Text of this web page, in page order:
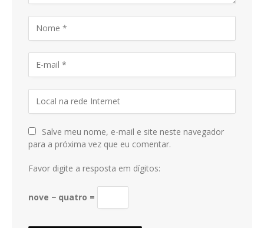
Salve meu nome, e-mail e site neste navegador
para a próxima vez que eu comentar.
Favor digite a resposta em dígitos:
nove − quatro =